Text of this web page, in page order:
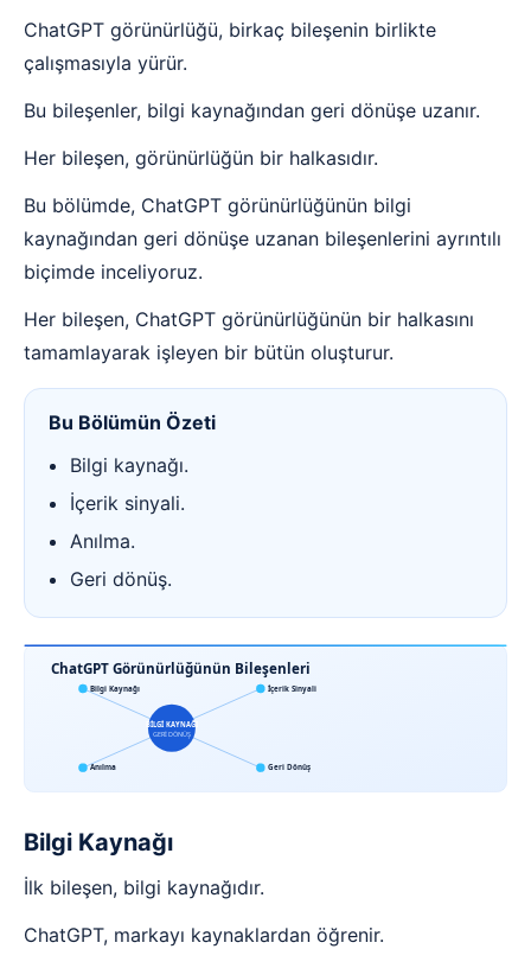
ChatGPT görünürlüğü, birkaç bileşenin birlikte
çalışmasıyla yürür.
Bu bileşenler, bilgi kaynağından geri dönüşe uzanır.
Her bileşen, görünürlüğün bir halkasıdır.
Bu bölümde, ChatGPT görünürlüğünün bilgi
kaynağından geri dönüşe uzanan bileşenlerini ayrıntılı
biçimde inceliyoruz.
Her bileşen, ChatGPT görünürlüğünün bir halkasını
tamamlayarak işleyen bir bütün oluşturur.
Bu Bölümün Özeti
Bilgi kaynağı.
İçerik sinyali.
Anılma.
Geri dönüş.
ChatGPT Görünürlüğünün Bileşenleri
BİLGİ KAYNAĞI
GERİ DÖNÜŞ
Bilgi Kaynağı İçerik Sinyali
Anılma Geri Dönüş
Bilgi Kaynağı
İlk bileşen, bilgi kaynağıdır.
ChatGPT, markayı kaynaklardan öğrenir.